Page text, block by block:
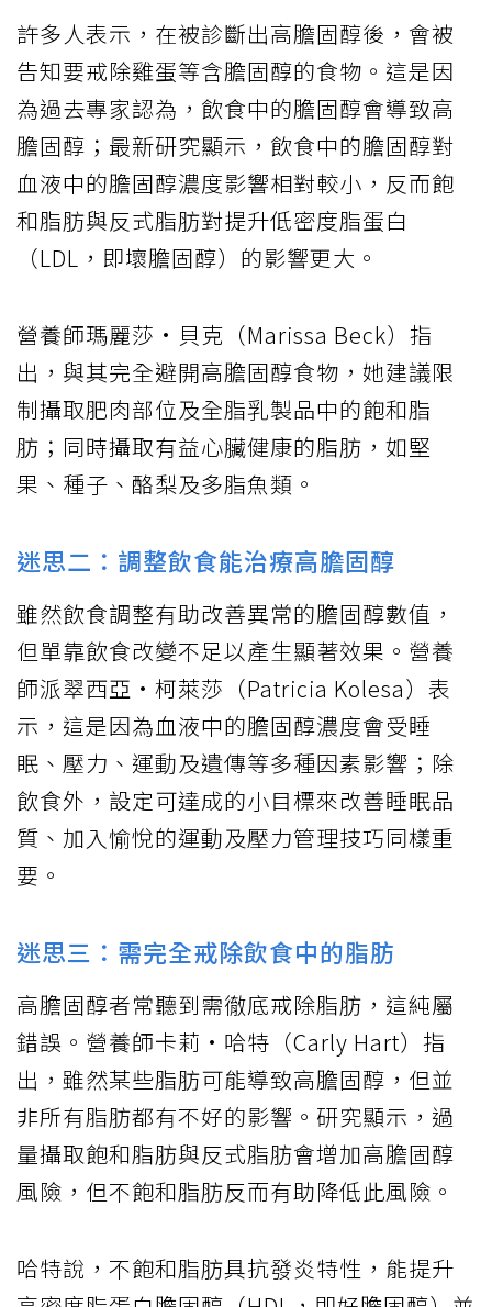
許多人表示，在被診斷出高膽固醇後，會被
告知要戒除雞蛋等含膽固醇的食物。這是因
為過去專家認為，飲食中的膽固醇會導致高
膽固醇；最新研究顯示，飲食中的膽固醇對
血液中的膽固醇濃度影響相對較小，反而飽
和脂肪與反式脂肪對提升低密度脂蛋白
（LDL，即壞膽固醇）的影響更大。
營養師瑪麗莎·貝克（Marissa Beck）指
出，與其完全避開高膽固醇食物，她建議限
制攝取肥肉部位及全脂乳製品中的飽和脂
肪；同時攝取有益心臟健康的脂肪，如堅
果、種子、酪梨及多脂魚類。
迷思二：調整飲食能治療高膽固醇
雖然飲食調整有助改善異常的膽固醇數值，
但單靠飲食改變不足以產生顯著效果。營養
師派翠西亞·柯萊莎（Patricia Kolesa）表
示，這是因為血液中的膽固醇濃度會受睡
眠、壓力、運動及遺傳等多種因素影響；除
飲食外，設定可達成的小目標來改善睡眠品
質、加入愉悅的運動及壓力管理技巧同樣重
要。
迷思三：需完全戒除飲食中的脂肪
高膽固醇者常聽到需徹底戒除脂肪，這純屬
錯誤。營養師卡莉·哈特（Carly Hart）指
出，雖然某些脂肪可能導致高膽固醇，但並
非所有脂肪都有不好的影響。研究顯示，過
量攝取飽和脂肪與反式脂肪會增加高膽固醇
風險，但不飽和脂肪反而有助降低此風險。
哈特說，不飽和脂肪具抗發炎特性，能提升